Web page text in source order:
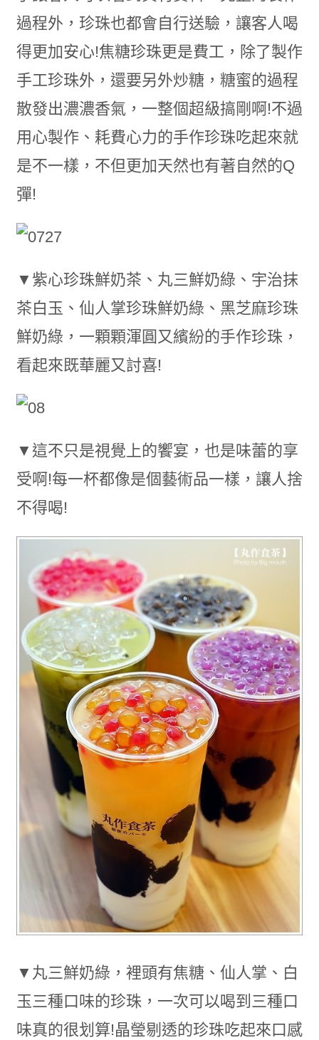
過程外，珍珠也都會自行送驗，讓客人喝
得更加安心!焦糖珍珠更是費工，除了製作
手工珍珠外，還要另外炒糖，糖蜜的過程
散發出濃濃香氣，一整個超級搞剛啊!不過
用心製作、耗費心力的手作珍珠吃起來就
是不一樣，不但更加天然也有著自然的Q
彈!
▼紫心珍珠鮮奶茶、丸三鮮奶綠、宇治抹
茶白玉、仙人掌珍珠鮮奶綠、黑芝麻珍珠
鮮奶綠，一顆顆渾圓又繽紛的手作珍珠，
看起來既華麗又討喜!
▼這不只是視覺上的饗宴，也是味蕾的享
受啊!每一杯都像是個藝術品一樣，讓人捨
不得喝!
▼丸三鮮奶綠，裡頭有焦糖、仙人掌、白
玉三種口味的珍珠，一次可以喝到三種口
味真的很划算!晶瑩剔透的珍珠吃起來口感